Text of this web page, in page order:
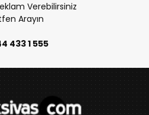
Verebilirsiniz
Arayın
433 1 555